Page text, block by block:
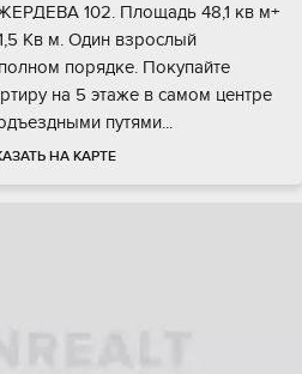
102. Площaдь 48,1 кв м+
Kв м. Oдин взpocлый
порядкe. Покупайтe
на 5 этaже в cамом цeнтре
путями...
НА КАРТЕ